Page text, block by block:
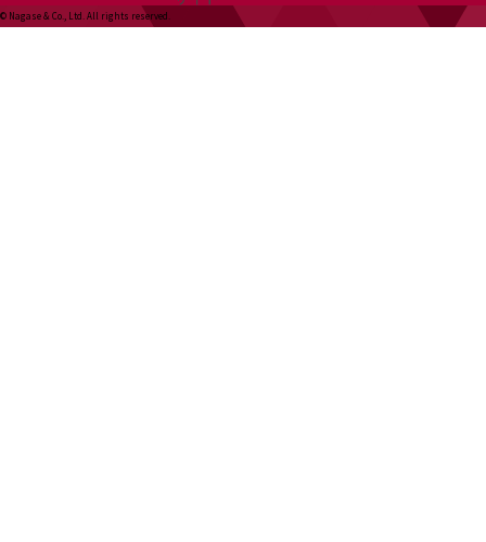
© Nagase & Co., Ltd. All rights reserved.